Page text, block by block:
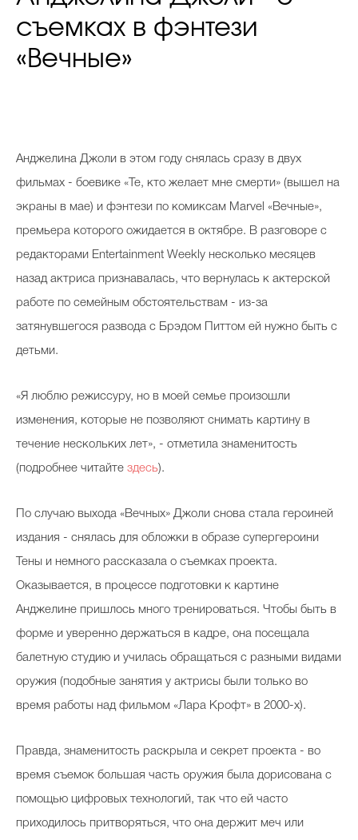
съемках в фэнтези
«Вечные»
Анджелина Джоли в этом году снялась сразу в двух
фильмах - боевике «Те, кто желает мне смерти» (вышел на
экраны в мае) и фэнтези по комиксам Marvel «Вечные»,
премьера которого ожидается в октябре. В разговоре с
редакторами Entertainment Weekly несколько месяцев
назад актриса признавалась, что вернулась к актерской
работе по семейным обстоятельствам - из-за
затянувшегося развода с Брэдом Питтом ей нужно быть с
детьми.
«Я люблю режиссуру, но в моей семье произошли
изменения, которые не позволяют снимать картину в
течение нескольких лет», - отметила знаменитость
(подробнее читайте здесь).
По случаю выхода «Вечных» Джоли снова стала героиней
издания - снялась для обложки в образе супергероини
Тены и немного рассказала о съемках проекта.
Оказывается, в процессе подготовки к картине
Анджелине пришлось много тренироваться. Чтобы быть в
форме и уверенно держаться в кадре, она посещала
балетную студию и училась обращаться с разными видами
оружия (подобные занятия у актрисы были только во
время работы над фильмом «Лара Крофт» в 2000-х).
Правда, знаменитость раскрыла и секрет проекта - во
время съемок большая часть оружия была дорисована с
помощью цифровых технологий, так что ей часто
приходилось притворяться, что она держит меч или